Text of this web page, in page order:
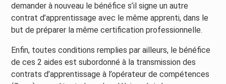
demander à nouveau le bénéfice s’il signe un autre
contrat d’apprentissage avec le même apprenti, dans le
but de préparer la même certification professionnelle.
Enfin, toutes conditions remplies par ailleurs, le bénéfice
de ces 2 aides est subordonné à la transmission des
contrats d’apprentissage à l’opérateur de compétences